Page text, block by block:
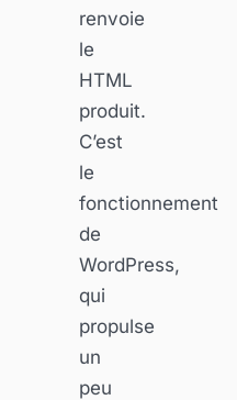
renvoie
le
HTML
produit.
C’est
le
fonctionnement
de
WordPress,
qui
propulse
un
peu